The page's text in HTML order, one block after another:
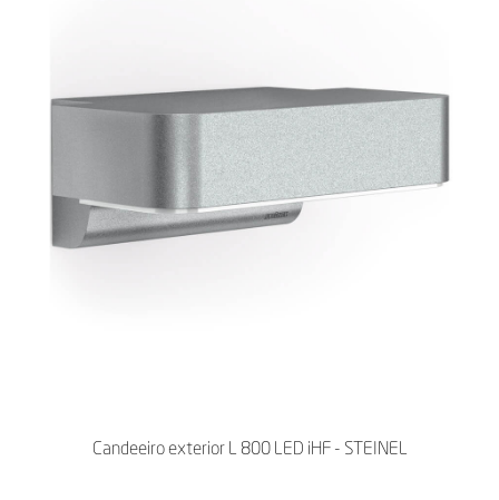
Candeeiro exterior L 800 LED iHF - STEINEL